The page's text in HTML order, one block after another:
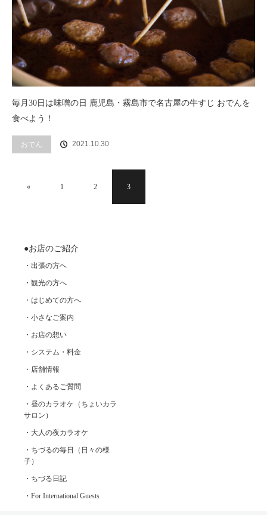
毎月30日は味噌の日 鹿児島・霧島市で名古屋の牛すじ おでんを
食べよう！
おでん 2021.10.30
« 1 2 3
●お店のご紹介
・出張の方へ
・観光の方へ
・はじめての方へ
・小さなご案内
・お店の想い
・システム・料金
・店舗情報
・よくあるご質問
・昼のカラオケ（ちょいカラ
サロン）
・大人の夜カラオケ
・ちづるの毎日（日々の様
子）
・ちづる日記
・For International Guests